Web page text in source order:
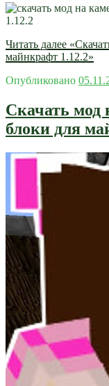
Читать далее
майнкрафт 1.12.2»
Опубликовано
Скачать мод
блоки для